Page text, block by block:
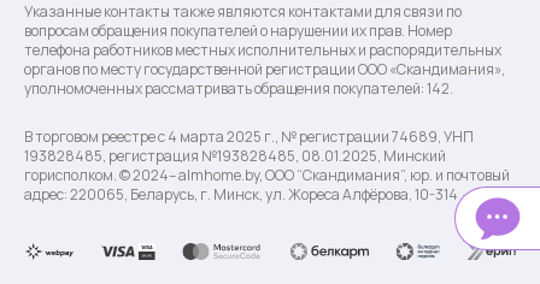
Указанные контакты также являются контактами для связи по
вопросам обращения покупателей о нарушении их прав. Номер
телефона работников местных исполнительных и распорядительных
органов по месту государственной регистрации ООО «Скандимания»,
уполномоченных рассматривать обращения покупателей: 142.
В торговом реестре с 4 марта 2025 г., № регистрации 74689, УНП
193828485, регистрация №193828485, 08.01.2025, Минский
горисполком. © 2024– almhome.by, ООО “Скандимания”, юр. и почтовый
адрес: 220065, Беларусь, г. Минск, ул. Жореса Алфёрова, 10-314